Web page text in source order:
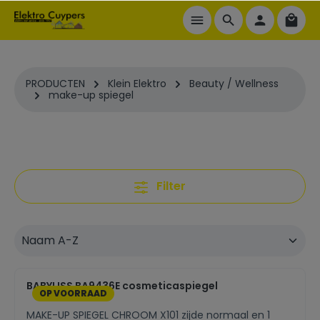
PRODUCTEN Klein Elektro
Beauty / Wellness
make-up spiegel
Filter
OP VOORRAAD
BABYLISS BA9436E cosmeticaspiegel
MAKE-UP SPIEGEL CHROOM X101 zijde normaal en 1